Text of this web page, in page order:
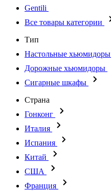
Gentili
Все товары категории
Тип
Настольные хьюмидоры
Дорожные хьюмидоры
Сигарные шкафы
Страна
Гонконг
Италия
Испания
Китай
США
Франция